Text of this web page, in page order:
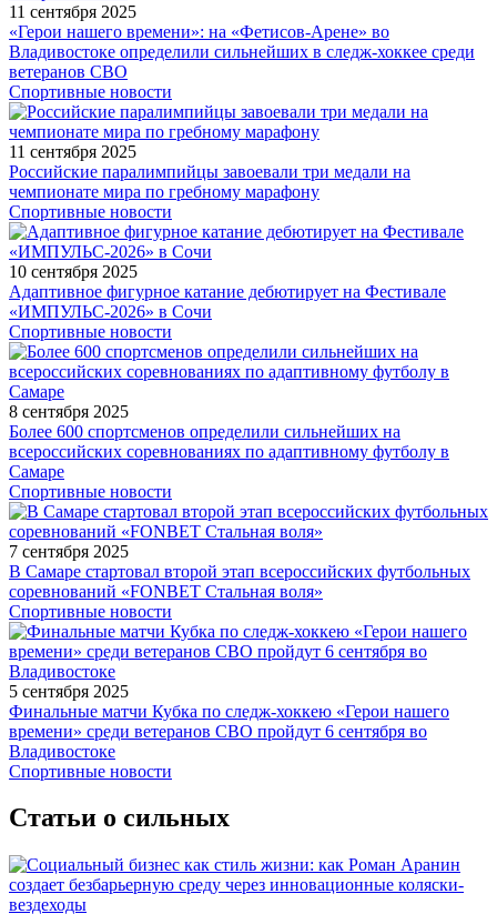
11 сентября 2025
«Герои нашего времени»: на «Фетисов-Арене» во
Владивостоке определили сильнейших в следж-хоккее среди
ветеранов СВО
Спортивные новости
11 сентября 2025
Российские паралимпийцы завоевали три медали на
чемпионате мира по гребному марафону
Спортивные новости
10 сентября 2025
Адаптивное фигурное катание дебютирует на Фестивале
«ИМПУЛЬС-2026» в Сочи
Спортивные новости
8 сентября 2025
Более 600 спортсменов определили сильнейших на
всероссийских соревнованиях по адаптивному футболу в
Самаре
Спортивные новости
7 сентября 2025
В Самаре стартовал второй этап всероссийских футбольных
соревнований «FONBET Стальная воля»
Спортивные новости
5 сентября 2025
Финальные матчи Кубка по следж-хоккею «Герои нашего
времени» среди ветеранов СВО пройдут 6 сентября во
Владивостоке
Спортивные новости
Статьи о сильных